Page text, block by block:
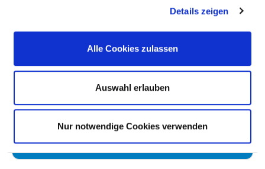
Details zeigen
Alle Cookies zulassen
Auswahl erlauben
Nur notwendige Cookies verwenden
FACHEXPERTISE UND WEITERBILDUNG
WEITERE INFORMATIONEN ZUR
FACHABTEILUNG